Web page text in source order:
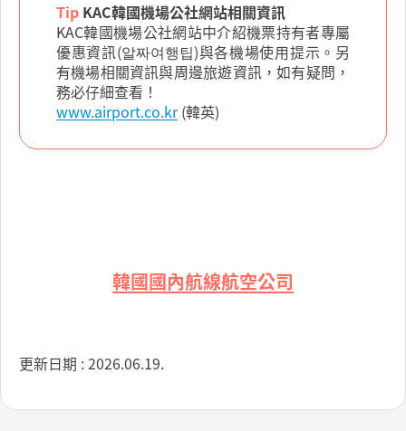
Tip KAC韓國機場公社網站相關資訊
KAC韓國機場公社網站中介紹機票持有者專屬
優惠資訊(알짜여행팁)與各機場使用提示。另
有機場相關資訊與周邊旅遊資訊，如有疑問，
務必仔細查看！
www.airport.co.kr(韓英)
韓國國內航線航空公司
更新日期 : 2026.06.19.